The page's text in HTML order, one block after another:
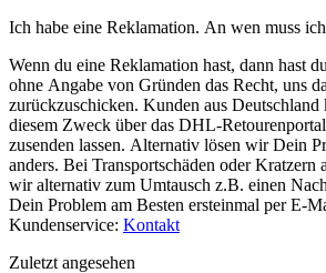
Ich habe eine Reklamation. An wen muss
Wenn du eine Reklamation hast, dann hast
ohne Angabe von Gründen das Recht, uns
zurückzuschicken. Kunden aus Deutschland
diesem Zweck über das DHL-
zusenden lassen. Alternativ lösen wir Dein
anders. Bei Transportschäden oder Kratzern
wir alternativ zum Umtausch z.B. einen
Dein Problem am Besten ersteinmal per E-
Kundenservice: Kontakt
Zuletzt angesehen